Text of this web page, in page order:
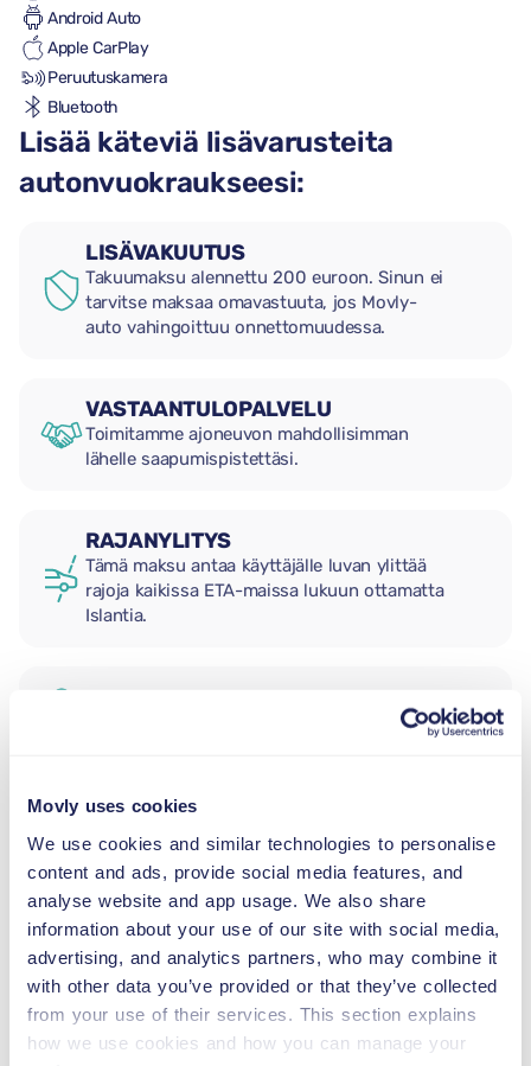
Movly uses cookies
We use cookies and similar technologies to personalise
content and ads, provide social media features, and
analyse website and app usage. We also share
information about your use of our site with social media,
advertising, and analytics partners, who may combine it
with other data you’ve provided or that they’ve collected
from your use of their services. This section explains
how we use cookies and how you can manage your
Android Auto
Apple CarPlay
Peruutuskamera
Bluetooth
Lisää käteviä lisävarusteita
autonvuokraukseesi:
LISÄVAKUUTUS
Takuumaksu alennettu 200 euroon. Sinun ei
tarvitse maksaa omavastuuta, jos Movly-
auto vahingoittuu onnettomuudessa.
VASTAANTULOPALVELU
Toimitamme ajoneuvon mahdollisimman
lähelle saapumispistettäsi.
RAJANYLITYS
Tämä maksu antaa käyttäjälle luvan ylittää
rajoja kaikissa ETA-maissa lukuun ottamatta
Islantia.
LASTENISTUIN
TAAPERON ISTUIN
9–18 kg
TURVAVYÖISTUIN
15–36 kg